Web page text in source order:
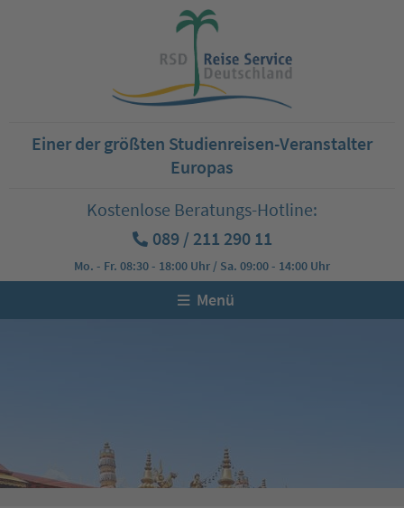
Einer der größten Studienreisen-Veranstalter
Europas
Kostenlose Beratungs-Hotline:
089 / 211 290 11
Mo. - Fr. 08:30 - 18:00 Uhr / Sa. 09:00 - 14:00 Uhr
Menü